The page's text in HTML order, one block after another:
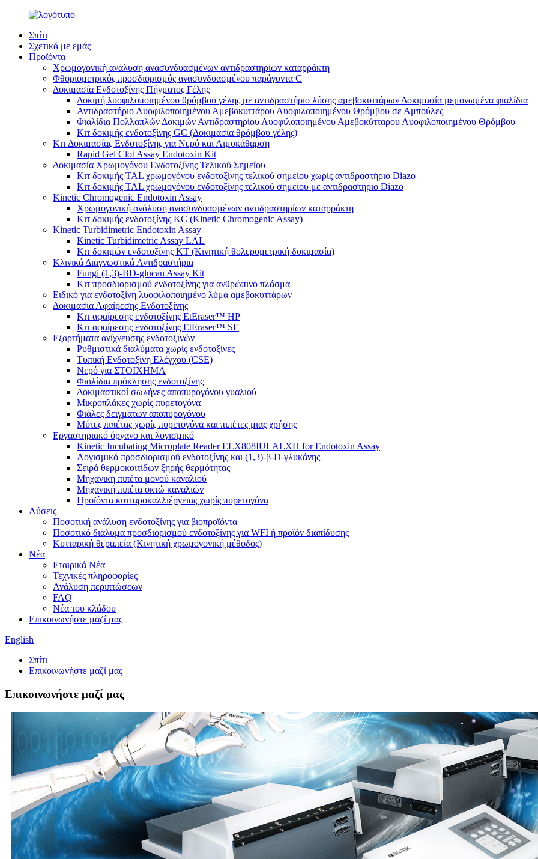
Σπίτι
Σχετικά με εμάς
Προϊόντα
Χρωμογονική ανάλυση ανασυνδυασμένων αντιδραστηρίων καταρράκτη
Φθοριομετρικός προσδιορισμός ανασυνδυασμένου παράγοντα C
Δοκιμασία Ενδοτοξίνης Πήγματος Γέλης
Δοκιμή λυοφιλοποιημένου θρόμβου γέλης με αντιδραστήριο λύσης αμεβοκυττάρων Δοκιμασία μεμονωμένα φιαλίδια
Αντιδραστήριο Λυοφιλοποιημένου Αμεβοκυττάρου Λυοφιλοποιημένου Θρόμβου σε Αμπούλες
Φιαλίδια Πολλαπλών Δοκιμών Αντιδραστηρίου Λυοφιλοποιημένου Αμεβοκύτταρου Λυοφιλοποιημένου Θρόμβου
Κιτ δοκιμής ενδοτοξίνης GC (Δοκιμασία θρόμβου γέλης)
Κιτ Δοκιμασίας Ενδοτοξίνης για Νερό και Αιμοκάθαρση
Rapid Gel Clot Assay Endotoxin Kit
Δοκιμασία Χρωμογόνου Ενδοτοξίνης Τελικού Σημείου
Κιτ δοκιμής TAL χρωμογόνου ενδοτοξίνης τελικού σημείου χωρίς αντιδραστήριο Diazo
Κιτ δοκιμής TAL χρωμογόνου ενδοτοξίνης τελικού σημείου με αντιδραστήριο Diazo
Kinetic Chromogenic Endotoxin Assay
Χρωμογονική ανάλυση ανασυνδυασμένων αντιδραστηρίων καταρράκτη
Κιτ δοκιμής ενδοτοξίνης KC ​​(Kinetic Chromogenic Assay)
Kinetic Turbidimetric Endotoxin Assay
Kinetic Turbidimetric Assay LAL
Κιτ δοκιμών ενδοτοξίνης KT (Κινητική θολερομετρική δοκιμασία)
Κλινικά Διαγνωστικά Αντιδραστήρια
Fungi (1,3)-BD-glucan Assay Kit
Κιτ προσδιορισμού ενδοτοξίνης για ανθρώπινο πλάσμα
Ειδικό για ενδοτοξίνη λυοφιλοποιημένο λύμα αμεβοκυττάρων
Δοκιμασία Αφαίρεσης Ενδοτοξίνης
Κιτ αφαίρεσης ενδοτοξίνης EtEraser™ HP
Κιτ αφαίρεσης ενδοτοξίνης EtEraser™ SE
Εξαρτήματα ανίχνευσης ενδοτοξινών
Ρυθμιστικά διαλύματα χωρίς ενδοτοξίνες
Τυπική Ενδοτοξίνη Ελέγχου (CSE)
Νερό για ΣΤΟΙΧΗΜΑ
Φιαλίδια πρόκλησης ενδοτοξίνης
Δοκιμαστικοί σωλήνες αποπυρογόνου γυαλιού
Μικροπλάκες χωρίς πυρετογόνα
Φιάλες δειγμάτων αποπυρογόνου
Μύτες πιπέτας χωρίς πυρετογόνα και πιπέτες μιας χρήσης
Εργαστηριακό όργανο και λογισμικό
Kinetic Incubating Microplate Reader ELX808IULALXH for Endotoxin Assay
Λογισμικό προσδιορισμού ενδοτοξίνης και (1,3)-β-D-γλυκάνης
Σειρά θερμοκοιτίδων ξηρής θερμότητας
Μηχανική πιπέτα μονού καναλιού
Μηχανική πιπέτα οκτώ καναλιών
Προϊόντα κυτταροκαλλιέργειας χωρίς πυρετογόνα
Λύσεις
Ποσοτική ανάλυση ενδοτοξίνης για βιοπροϊόντα
Ποσοτικό διάλυμα προσδιορισμού ενδοτοξίνης για WFI ή προϊόν διαπίδυσης
Κυτταρική θεραπεία (Κινητική χρωμογονική μέθοδος)
Νέα
Εταιρικά Νέα
Τεχνικές πληροφορίες
Ανάλυση περιπτώσεων
FAQ
Νέα του κλάδου
Επικοινωνήστε μαζί μας
English
Σπίτι
Επικοινωνήστε μαζί μας
Επικοινωνήστε μαζί μας